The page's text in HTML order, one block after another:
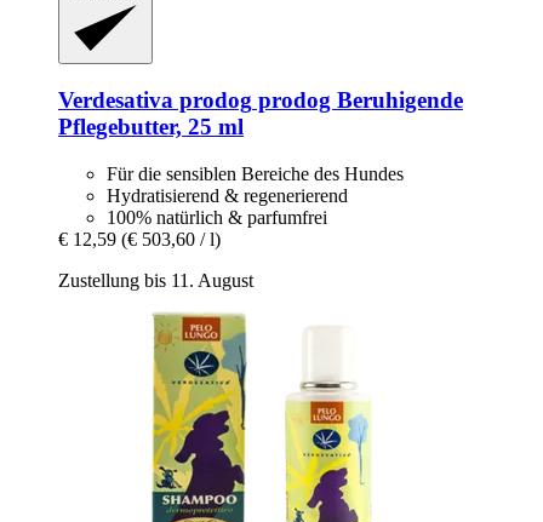
Verdesativa prodog prodog Beruhigende
Pflegebutter, 25 ml
Für die sensiblen Bereiche des Hundes
Hydratisierend & regenerierend
100% natürlich & parfumfrei
€ 12,59 (€ 503,60 / l)
Zustellung bis 11. August